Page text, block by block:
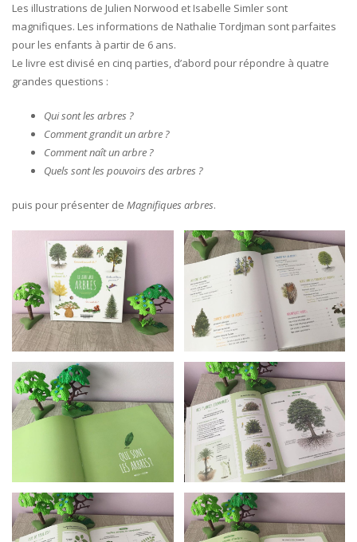
Les illustrations de Julien Norwood et Isabelle Simler sont
magnifiques. Les informations de Nathalie Tordjman sont parfaites
pour les enfants à partir de 6 ans.
Le livre est divisé en cinq parties, d’abord pour répondre à quatre
grandes questions :
Qui sont les arbres ?
Comment grandit un arbre ?
Comment naît un arbre ?
Quels sont les pouvoirs des arbres ?
puis pour présenter de Magnifiques arbres.